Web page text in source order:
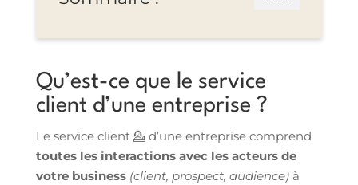
Qu’est-ce que le service
client d’une entreprise ?
Le service client 💁 d’une entreprise comprend
toutes les interactions avec les acteurs de
votre business (client, prospect, audience)à